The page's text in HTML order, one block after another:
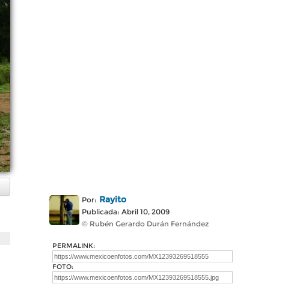
Por: Rayito
Publicada: Abril 10, 2009
© Rubén Gerardo Durán Fernández
PERMALINK:
FOTO: